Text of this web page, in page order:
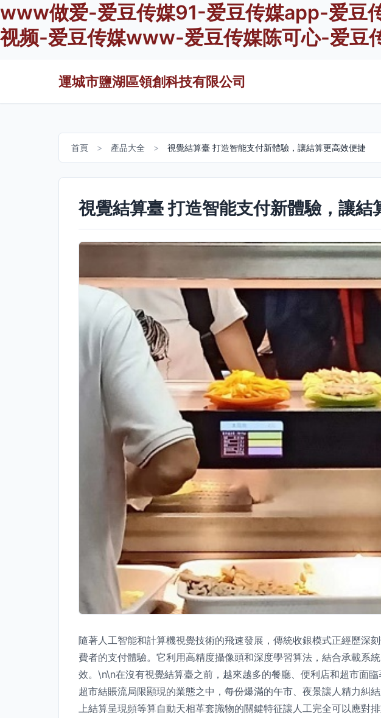
www做爱-爱豆传媒91-爱豆传媒app-爱豆
视频-爱豆传媒www-爱豆传媒陈可心-爱豆
運城市鹽湖區領創科技有限公司
首頁 > 產品大全 > 視覺結算臺 打造智能支付新體驗，讓結算更高效便捷
視覺結算臺 打造智能支付新體驗，讓結
隨著人工智能和計算機視覺技術的飛速發展，傳統收銀模式正經歷深
費者的支付體驗。它利用高精度攝像頭和深度學習算法，結合承載系
效。\n\n在沒有視覺結算臺之前，越來越多的餐廳、便利店和超市面
超市結賬流局限顯現的業態之中，每份爆滿的午市、夜景讓人精力糾
上結算呈現頻等算自動天相革套識物的關鍵特征讓人工完全可以應